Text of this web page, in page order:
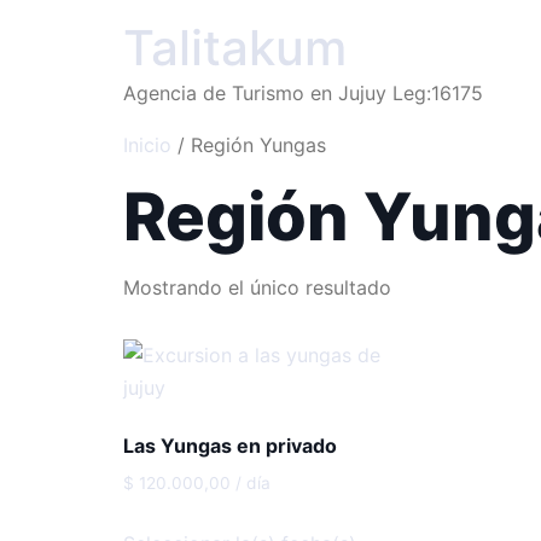
Talitakum
Agencia de Turismo en Jujuy Leg:16175
Inicio / Región Yungas
Región
Mostrando el único resultado
Las Yungas en privado
$ 120.000,00 / día